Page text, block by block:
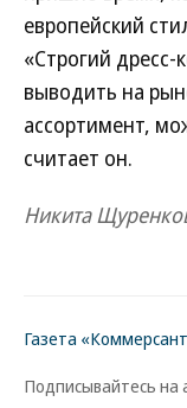
европейский
«Строгий
выводить на
ассортимент,
считает он.
Никита
Газета
Подписывайтесь на